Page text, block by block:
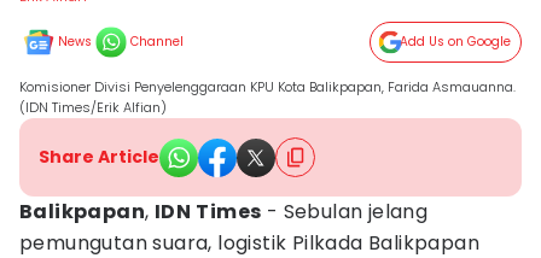
News Channel Add Us on Google
Komisioner Divisi Penyelenggaraan KPU Kota Balikpapan, Farida Asmauanna.
(IDN Times/Erik Alfian)
Share Article
Balikpapan, IDN Times - Sebulan jelang
pemungutan suara, logistik Pilkada Balikpapan